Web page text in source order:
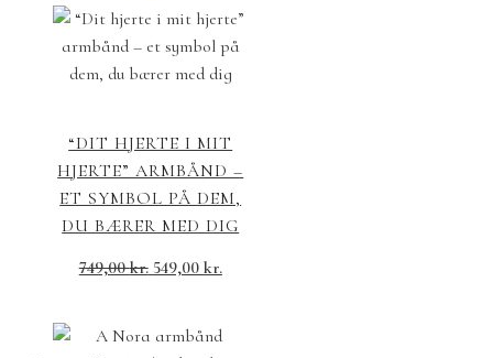
“DIT HJERTE I MIT
HJERTE” ARMBÅND –
ET SYMBOL PÅ DEM,
DU BÆRER MED DIG
749,00kr. 549,00 kr.